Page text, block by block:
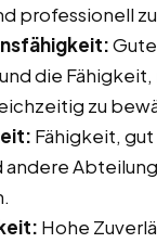
professionell
die
zu
Fähigkeit, gut
Hohe